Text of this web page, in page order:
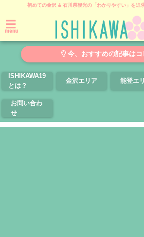
初めての金沢 & 石川県観光の「わかりやすい」を追
menu
今、おすすめの記事はコ
ISHIKAWA19
とは？
金沢エリア 能登エ
お問い合わ
せ